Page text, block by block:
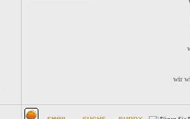
wir